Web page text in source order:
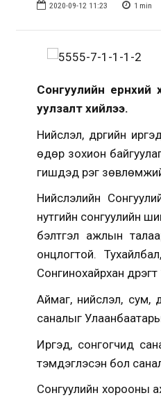
2020-09-12 11:23 1 min
Сонгуулийн
уулзалт хийлээ.
Нийслэл, дүүргийн
өдөр зохион
гишүүдэд үүрэг
Нийслэлийн
нутгийн сонгуулийн
бэлтгэл ажлын
онцлогтой.
Сонгинохайрхан
Аймаг, нийслэл, сум,
саналыг
Иргэд, сонгогчид
тэмдэглэсэн бол
Сонгуулийн хорооны